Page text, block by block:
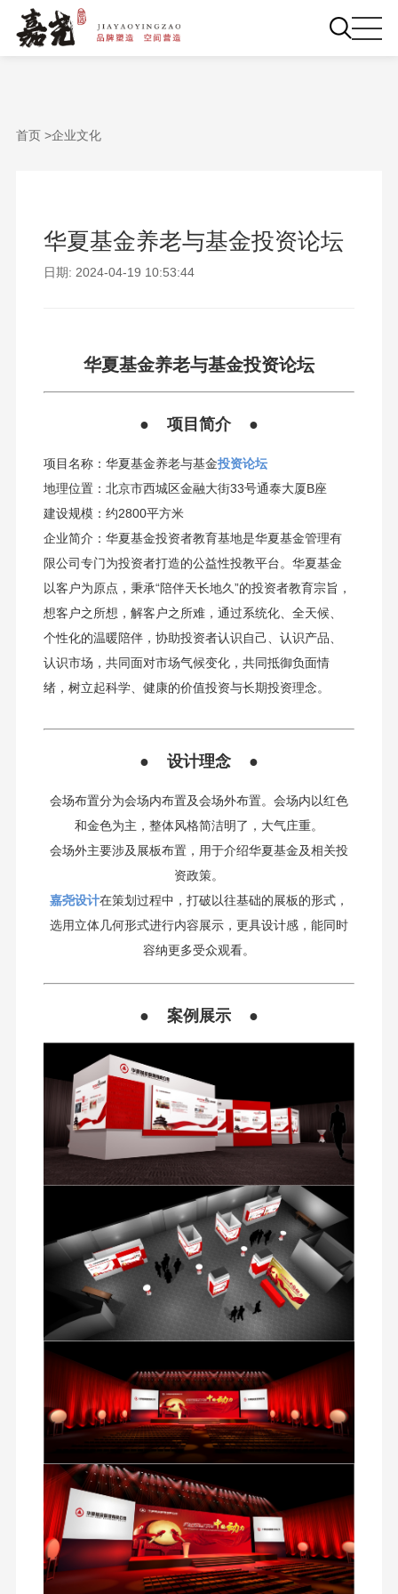
首页 >企业文化
华夏基金养老与基金投资论坛
日期: 2024-04-19 10:53:44
华夏基金养老与基金投资论坛
● 项目简介 ●
项目名称：华夏基金养老与基金投资论坛
地理位置：北京市西城区金融大街33号通泰大厦B座
建设规模：约2800平方米
企业简介：华夏基金投资者教育基地是华夏基金管理有
限公司专门为投资者打造的公益性投教平台。华夏基金
以客户为原点，秉承“陪伴天长地久”的投资者教育宗旨，
想客户之所想，解客户之所难，通过系统化、全天候、
个性化的温暖陪伴，协助投资者认识自己、认识产品、
认识市场，共同面对市场气候变化，共同抵御负面情
绪，树立起科学、健康的价值投资与长期投资理念。
● 设计理念 ●
会场布置分为会场内布置及会场外布置。会场内以红色
和金色为主，整体风格简洁明了，大气庄重。
会场外主要涉及展板布置，用于介绍华夏基金及相关投
资政策。
嘉尧设计在策划过程中，打破以往基础的展板的形式，
选用立体几何形式进行内容展示，更具设计感，能同时
容纳更多受众观看。
● 案例展示 ●